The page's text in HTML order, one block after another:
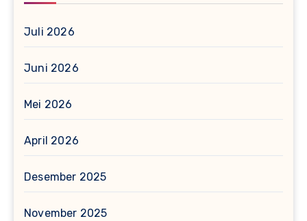
Juli 2026
Juni 2026
Mei 2026
April 2026
Desember 2025
November 2025